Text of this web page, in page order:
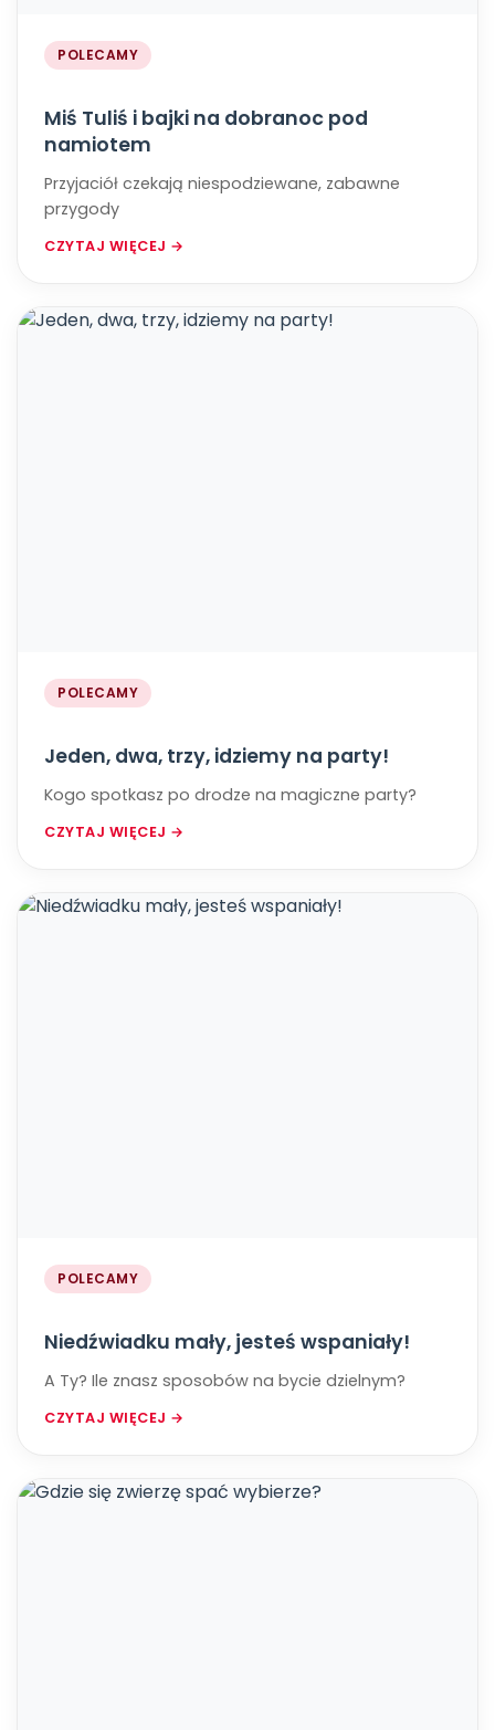
POLECAMY
Miś Tuliś i bajki na dobranoc pod
namiotem
Przyjaciół czekają niespodziewane, zabawne
przygody
CZYTAJ WIĘCEJ →
POLECAMY
Jeden, dwa, trzy, idziemy na party!
Kogo spotkasz po drodze na magiczne party?
CZYTAJ WIĘCEJ →
POLECAMY
Niedźwiadku mały, jesteś wspaniały!
A Ty? Ile znasz sposobów na bycie dzielnym?
CZYTAJ WIĘCEJ →